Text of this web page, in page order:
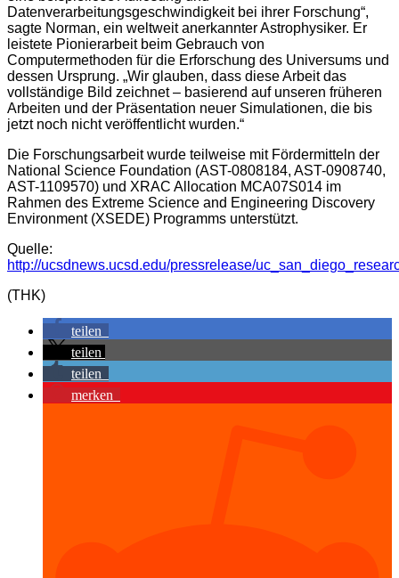
Datenverarbeitungsgeschwindigkeit bei ihrer Forschung“,
sagte Norman, ein weltweit anerkannter Astrophysiker. Er
leistete Pionierarbeit beim Gebrauch von
Computermethoden für die Erforschung des Universums und
dessen Ursprung. „Wir glauben, dass diese Arbeit das
vollständige Bild zeichnet – basierend auf unseren früheren
Arbeiten und der Präsentation neuer Simulationen, die bis
jetzt noch nicht veröffentlicht wurden.“
Die Forschungsarbeit wurde teilweise mit Fördermitteln der
National Science Foundation (AST-0808184, AST-0908740,
AST-1109570) und XRAC Allocation MCA07S014 im
Rahmen des Extreme Science and Engineering Discovery
Environment (XSEDE) Programms unterstützt.
Quelle:
http://ucsdnews.ucsd.edu/pressrelease/
(THK)
teilen
teilen
teilen
merken